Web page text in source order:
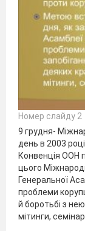
Номер слайду 2
9 грудня-
день в 2003
Конвенція ООН
цього
Генеральної
проблеми
й боротьбі з
мітинги,